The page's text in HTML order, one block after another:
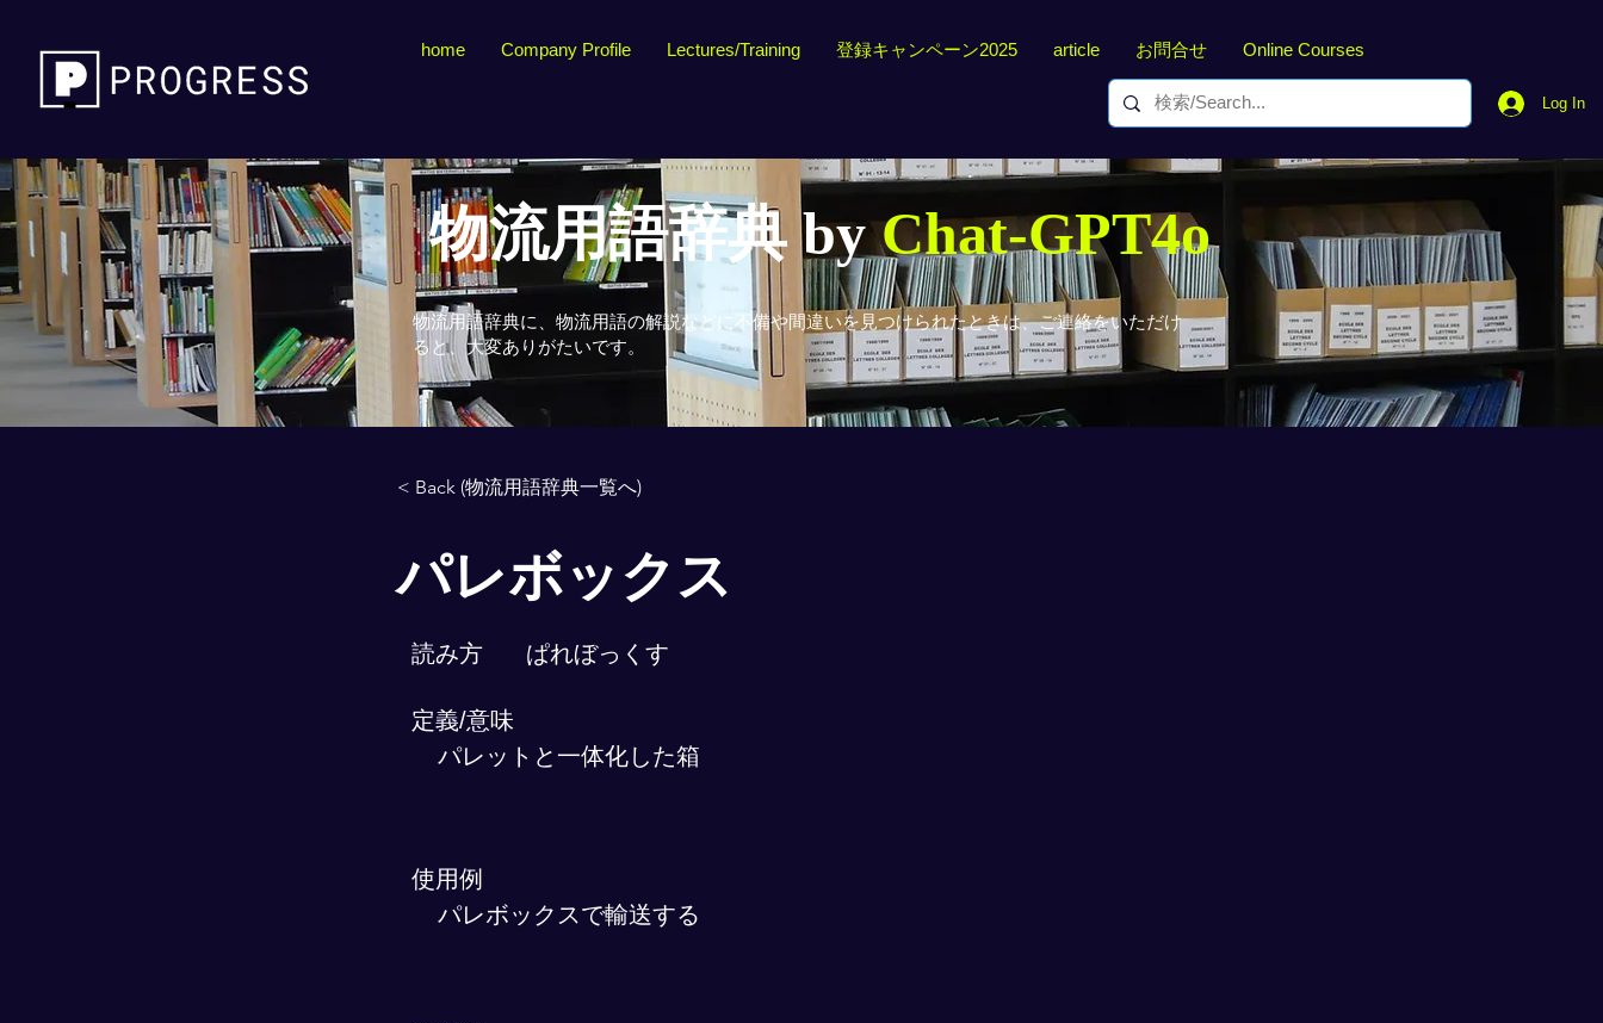
home Company Profile Lectures/Training 登録キャンペーン2025 article お問合せ Online Courses
Log In
物流用語辞典 byChat-GPT4o
物流用語辞典に、物流用語の解説などに不備や間違いを見つけられたときは、ご連絡をいただけ
ると、大変ありがたいです。
< Back (物流用語辞典一覧へ)
パレボックス
読み方 ぱれぼっくす
定義/意味
パレットと一体化した箱
使用例
パレボックスで輸送する